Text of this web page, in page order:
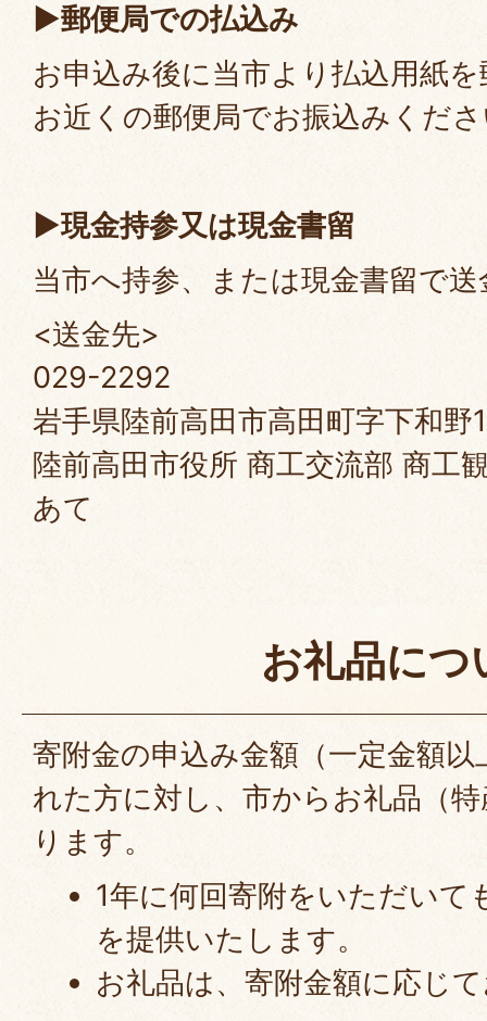
▶郵便局での払込み
お申込み後に当市より払込用紙
お近くの郵便局でお振込みくだ
▶現金持参又は現金書留
当市へ持参、または現金書留で
<送金先>
029-2292
岩手県陸前高田市高田町字下和野
陸前高田市役所 商工交流部 商工
あて
お礼品につ
寄附金の申込み金額（一定金額
れた方に対し、市からお礼品（
ります。
1年に何回寄附をいただいて
を提供いたします。
お礼品は、寄附金額に応じ